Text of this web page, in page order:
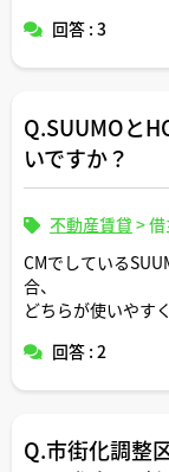
回答 : 3
Q.SUUMOと
いですか？
不動産賃貸 >
CMでしている
合、
どちらが使いやす
回答 : 2
Q.市街化調整